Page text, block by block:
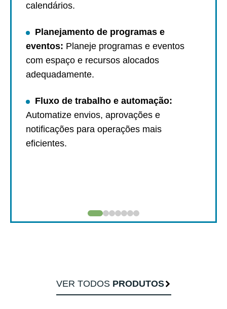
calendários.
Planejamento de programas e
eventos: Planeje programas e eventos
com espaço e recursos alocados
adequadamente.
Fluxo de trabalho e automação:
Automatize envios, aprovações e
notificações para operações mais
eficientes.
Ferramentas alimentadas por IA:
Gerenciamento de membros:
Reservas e aluguel de espaços:
Check-in e registro de presença:
Impressão de crachás:
Ferramentas de feedback e
Relatórios de Engajamento e
Presença:
Relatórios de Planejamento
Operacional:
VER TODOS PRODUTOS